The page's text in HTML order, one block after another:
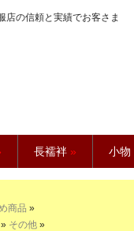
店の信頼と実績でお客さま
長襦袢 » 小物
商品 »
» その他 »